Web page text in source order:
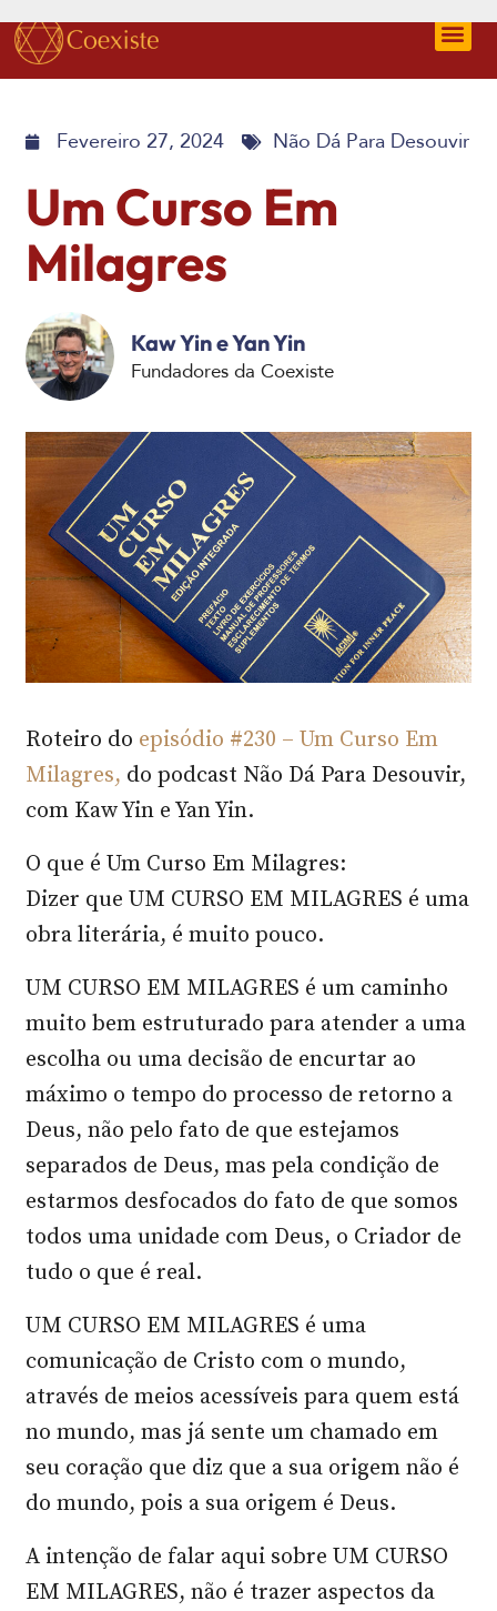
Fevereiro 27, 2024 Não Dá Para Desouvir
Um Curso Em
Milagres
Kaw Yin e Yan Yin
Fundadores da Coexiste
Roteiro do episódio #230 – Um Curso Em
Milagres, do podcast Não Dá Para Desouvir,
com Kaw Yin e Yan Yin.
O que é Um Curso Em Milagres:
Dizer que UM CURSO EM MILAGRES é uma
obra literária, é muito pouco.
UM CURSO EM MILAGRES é um caminho
muito bem estruturado para atender a uma
escolha ou uma decisão de encurtar ao
máximo o tempo do processo de retorno a
Deus, não pelo fato de que estejamos
separados de Deus, mas pela condição de
estarmos desfocados do fato de que somos
todos uma unidade com Deus, o Criador de
tudo o que é real.
UM CURSO EM MILAGRES é uma
comunicação de Cristo com o mundo,
através de meios acessíveis para quem está
no mundo, mas já sente um chamado em
seu coração que diz que a sua origem não é
do mundo, pois a sua origem é Deus.
A intenção de falar aqui sobre UM CURSO
EM MILAGRES, não é trazer aspectos da